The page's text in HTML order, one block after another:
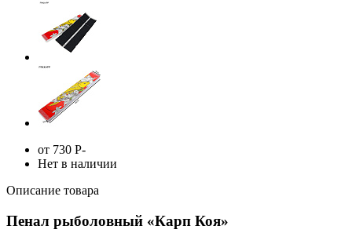
от 730 Р-
Нет в наличии
Описание товара
Пенал рыболовный «Карп Коя»